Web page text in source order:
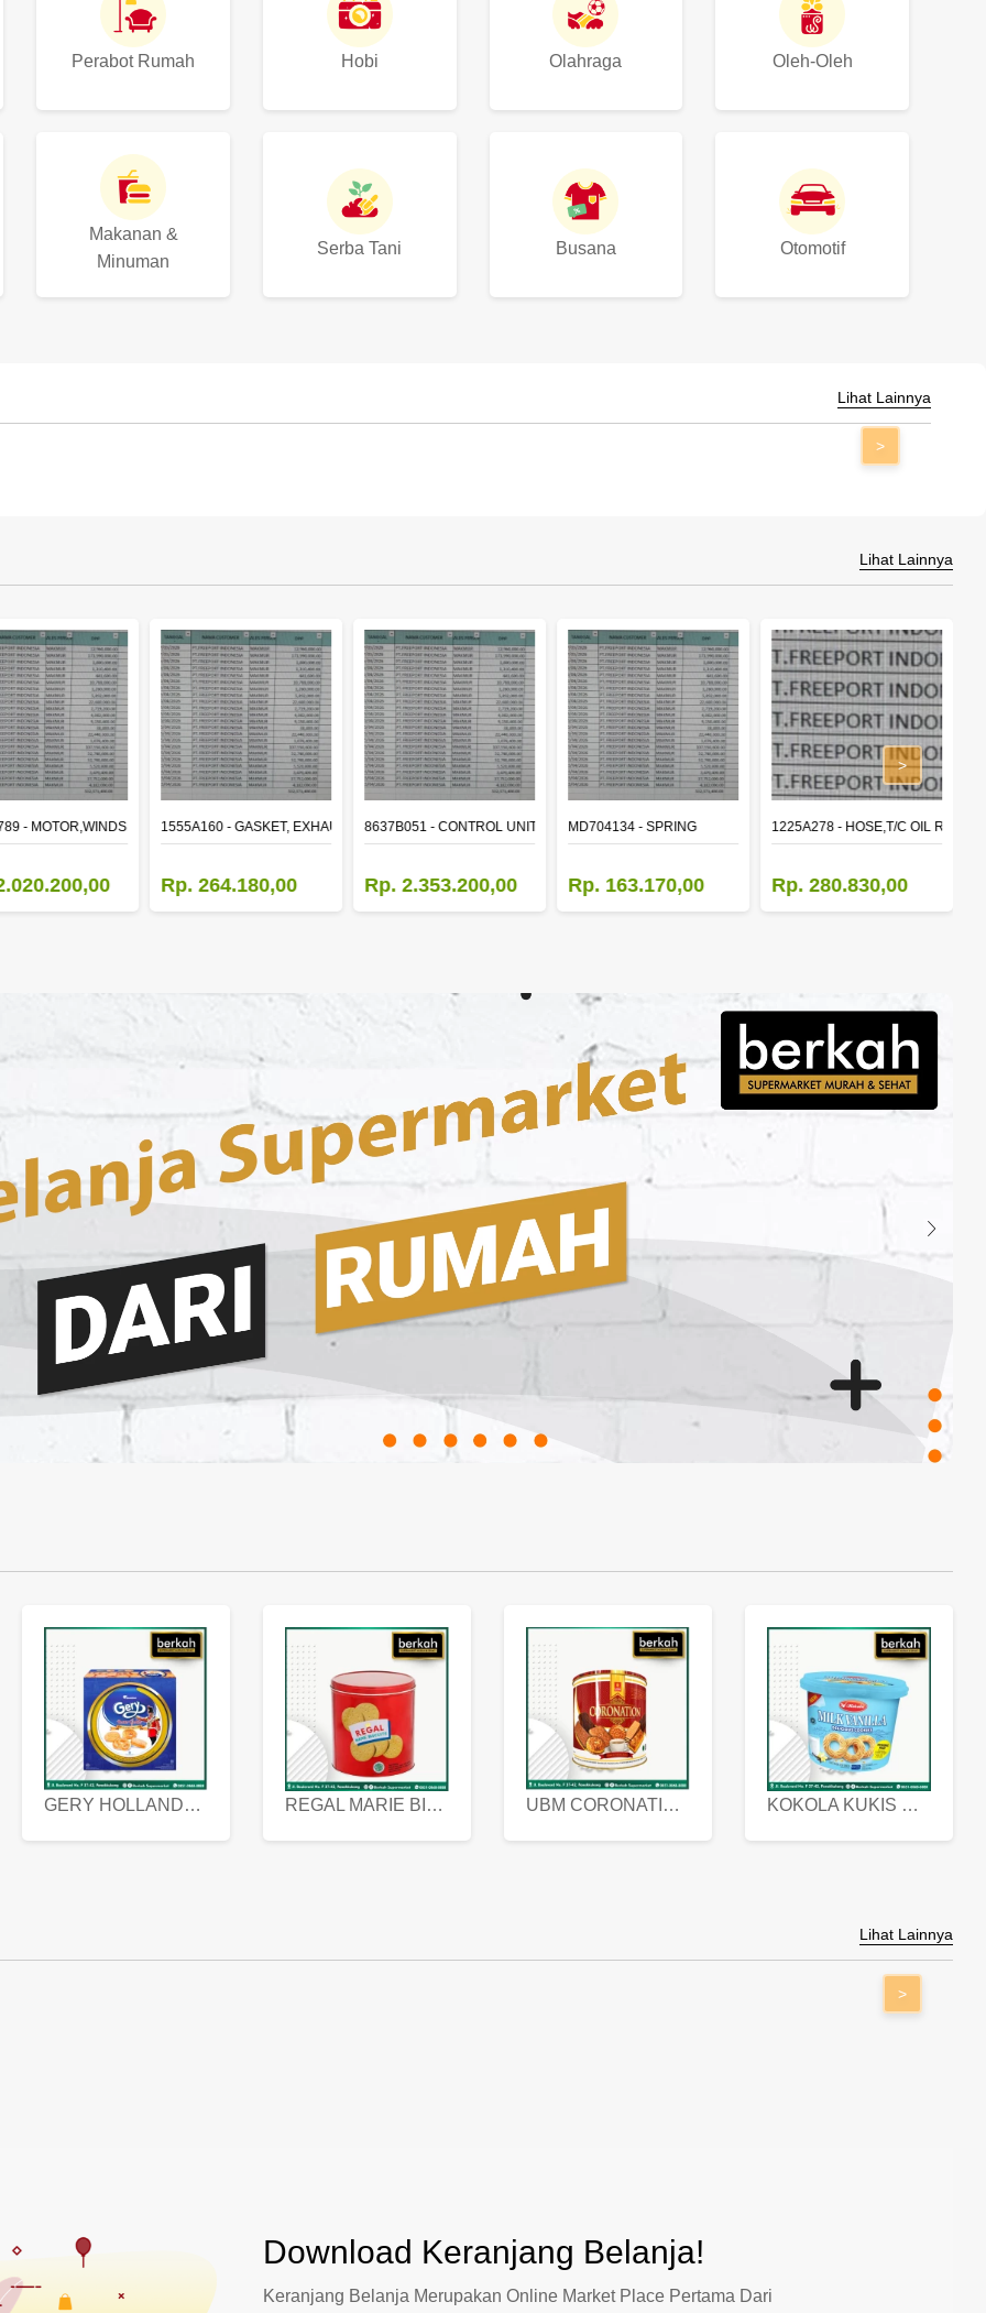
Perabot Rumah Hobi Olahraga Oleh-Oleh
Makanan &
Minuman
Serba Tani Busana Otomotif
Lihat Lainnya
>
Lihat Lainnya
- MOTOR,WINDSHIELD WIPER1555A160 - GASKET, EXHAUST MANIFOLD
Rp. 264.180,00
8637B051 - CONTROL UNIT,TIME & ALARM
Rp. 2.353.200,00
MD704134 - SPRING
Rp. 163.170,00
1225A278 - HOSE,T/C OIL
Rp. 280.830,00
>
GERY HOLLANDA BUTTER COOKIES 450 GRAM REGAL MARIE BISCUIT KALENG 550 GRAM UBM CORONATION ASSORTED BISKUIT KALENG 450 GRAM KOKOLA KUKIS HYGIENIC MILK VANILLA PACK 320 GR
Lihat Lainnya
>
Download Keranjang Belanja!
Keranjang Belanja Merupakan Online Market Place Pertama Dari